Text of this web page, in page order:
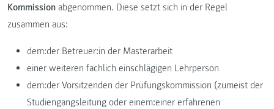
Kommission abgenommen. Diese setzt sich in der Regel
zusammen aus:
dem:der Betreuer:in der Masterarbeit
einer weiteren fachlich einschlägigen Lehrperson
dem:der Vorsitzenden der Prüfungskommission (zumeist der
Studiengangsleitung oder einem:einer erfahrenen